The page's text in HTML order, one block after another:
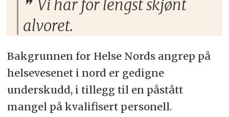
Vi har for lengst skjønt
alvoret.
Bakgrunnen for Helse Nords angrep på
helsevesenet i nord er gedigne
underskudd, i tillegg til en påstått
mangel på kvalifisert personell.